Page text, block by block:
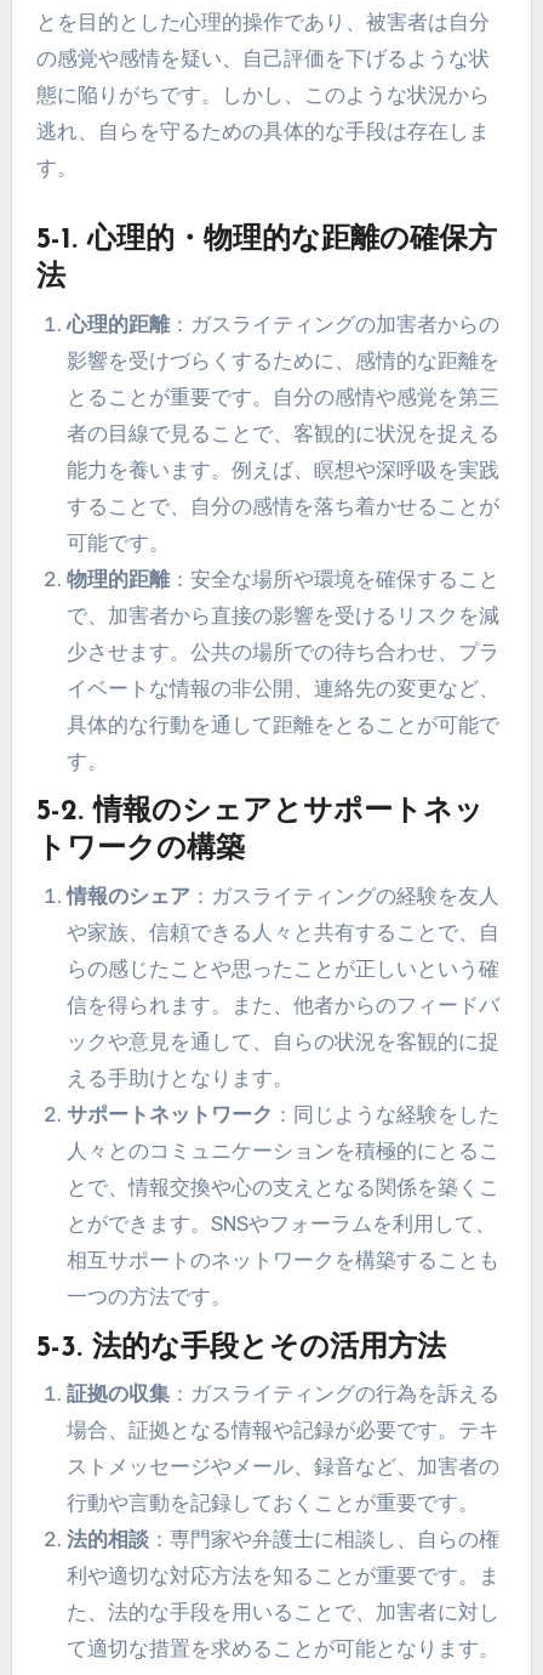
とを目的とした心理的操作であり、被害者は自分
の感覚や感情を疑い、自己評価を下げるような状
態に陥りがちです。しかし、このような状況から
逃れ、自らを守るための具体的な手段は存在しま
す。
5-1. 心理的・物理的な距離の確保方
法
心理的距離：ガスライティングの加害者からの
影響を受けづらくするために、感情的な距離を
とることが重要です。自分の感情や感覚を第三
者の目線で見ることで、客観的に状況を捉える
能力を養います。例えば、瞑想や深呼吸を実践
することで、自分の感情を落ち着かせることが
可能です。
物理的距離：安全な場所や環境を確保すること
で、加害者から直接の影響を受けるリスクを減
少させます。公共の場所での待ち合わせ、プラ
イベートな情報の非公開、連絡先の変更など、
具体的な行動を通して距離をとることが可能で
す。
5-2. 情報のシェアとサポートネッ
トワークの構築
情報のシェア ：ガスライティングの経験を友人
や家族、信頼できる人々と共有することで、自
らの感じたことや思ったことが正しいという確
信を得られます。また、他者からのフィードバ
ックや意見を通して、自らの状況を客観的に捉
える手助けとなります。
サポートネットワーク ：同じような経験をした
人々とのコミュニケーションを積極的にとるこ
とで、情報交換や心の支えとなる関係を築くこ
とができます。SNSやフォーラムを利用して、
相互サポートのネットワークを構築することも
一つの方法です。
5-3. 法的な手段とその活用方法
証拠の収集 ：ガスライティングの行為を訴える
場合、証拠となる情報や記録が必要です。テキ
ストメッセージやメール、録音など、加害者の
行動や言動を記録しておくことが重要です。
法的相談 ：専門家や弁護士に相談し、自らの権
利や適切な対応方法を知ることが重要です。ま
た、法的な手段を用いることで、加害者に対し
て適切な措置を求めることが可能となります。